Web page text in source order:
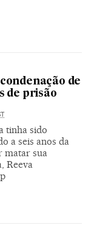
de
de prisão
tinha sido
a seis anos da
matar sua
Reeva